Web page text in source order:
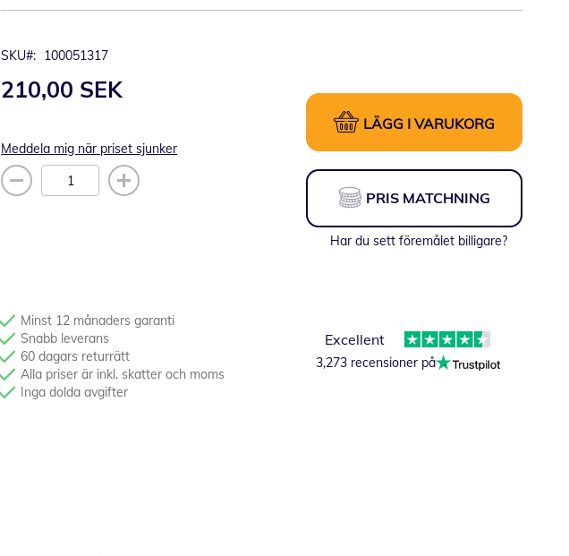
SKU 100051317
210,00 SEK
Meddela mig när priset sjunker
LÄGG I VARUKORG
PRIS MATCHNING
Har du sett föremålet billigare?
Minst 12 månaders garanti
Snabb leverans
60 dagars returrätt
Alla priser är inkl. skatter och moms
Inga dolda avgifter
Excellent
3,273 recensioner på